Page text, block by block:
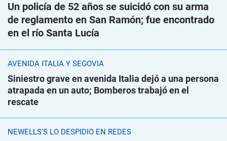
Un policía de 52 años se suicidó con su arma
de reglamento en San Ramón; fue encontrado
en el río Santa Lucía
AVENIDA ITALIA Y SEGOVIA
Siniestro grave en avenida Italia dejó a una persona
atrapada en un auto; Bomberos trabajó en el
rescate
NEWELLS'S LO DESPIDIÓ EN REDES